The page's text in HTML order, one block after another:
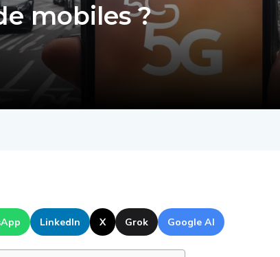
mobiles ?
LinkedIn X Grok Google AI